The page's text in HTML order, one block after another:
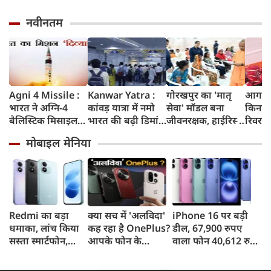
नवीनतम
Agni 4 Missile :
भारत ने अग्नि-4
बैलिस्टिक मिसाइल
किया, 4,000 KM
तक मारक क्षमता
Kanwar Yatra :
कांवड़ यात्रा में नमो
भारत की बढ़ी डिमांड,
कई स्टेशनों पर 50%
तक बढ़ी यात्रियों की
संख्या
गोरखपुर का 'मातृ
सेवा' मॉडल बना
जीवनरक्षक, हाईरिस्क
इलाज से बची 77
जिंदगियां
आगरा
रिवर
करेगी
मोबाइल मेनिया
Redmi का बड़ा
धमाका, लांच किया
सस्ता स्मार्टफोन,
क्या सच में 'अलविदा'
कह रहा है OnePlus?
आपके फोन के
iPhone 16 पर बड़ी
डील, 67,900 रुपए
वाला फोन 40,612 रुपए